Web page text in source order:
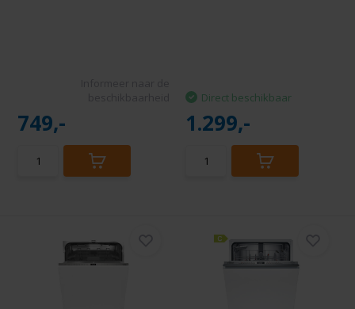
749,-
Direct beschikbaar
1.299,-